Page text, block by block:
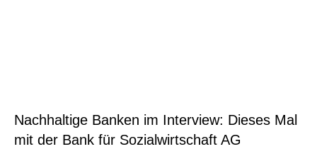
Nachhaltige Banken im Interview: Dieses Mal
mit der Bank für Sozialwirtschaft AG